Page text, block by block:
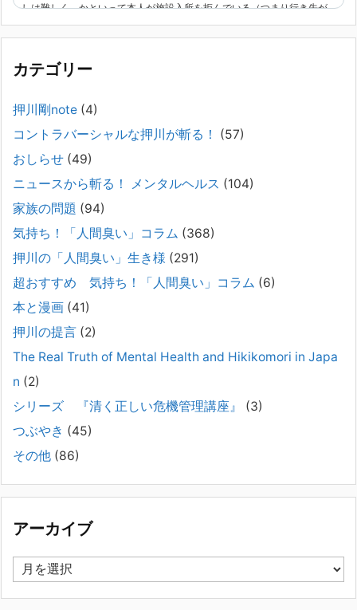
しは難しく、かといって本人が施設入所を拒んでいる（つまり行き先が
困ってし[...]
精神科から「退院できます」と言われた家族へ──退院
2026年2月21日
通常価格 2,980円 → 今だけ 1,480円（50％OFF）こちらのnoteは、
（株）トキワ精神保健事務所（所長：押川剛）が支援の現場で行なって
きた実務対応を、家族向けに整理しています。 続きをみ
#042 精神疾患の子どもと健全なコミュニケーション
がとれない（母娘編）。
2025年8月17日
弊社は、病識のない重篤な精神疾患を抱えるご家族からのご相談を受
け、長年にわたり精神科医療へのアクセスの仕方や問題解決に取り組ん
い場合、家 [...]
#041 将来を案じる「きょうだい」必見②きょうだ
で困っている方へ
2025年8月11日
長年問題解決に至らない家族のパターンのうち、弊社の相談で多い事例
景・特徴続きをみる
集英社オンラインのインタビューを受けました。「漫
画といえば集英社！」というく…
2023年3月1日
集英社オンラインのインタビューを受けました。「漫画といえば集英
社！」というくらいの大御所が、「子供を殺してくださいという親た
ち」に興味を持ってくれたことは、漫画としても私個人としても大変な
名誉です。h[...]
カテゴリー
押川剛note (4)
コントラバーシャルな押川が斬る！
(57)
おしらせ (49)
ニュースから斬る！ メンタルヘルス (104)
家族の問題 (94)
気持ち！「人間臭い」コラム (368)
押川の「人間臭い」生き様 (291)
超おすすめ 気持ち！「人間臭い」コラム (6)
本と漫画 (41)
押川の提言 (2)
The Real Truth of Mental Health and Hikikomori in Japa
n (2)
シリーズ 『清く正しい危機管理講座』
(3)
つぶやき (45)
その他 (86)
アーカイブ
ー
カ